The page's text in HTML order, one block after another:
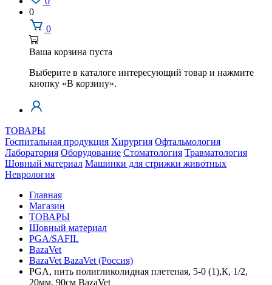
0
0
Ваша корзина пуста
Выберите в каталоге интересующий товар и нажмите
кнопку «В корзину».
ТОВАРЫ
Госпитальная продукция Хирургия Офтальмология
Лаборатория Оборудование Стоматология Травматология
Шовный материал Машинки для стрижки животных
Неврология
Главная
Магазин
ТОВАРЫ
Шовный материал
PGA/SAFIL
BazaVet
BazaVet BazaVet (Россия)
PGA, нить полигликолидная плетеная, 5-0 (1),К, 1/2,
20мм, 90см BazaVet